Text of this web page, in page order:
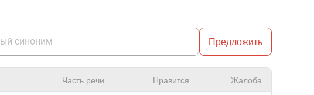
Предложить
Часть речи Нравится Жалоба